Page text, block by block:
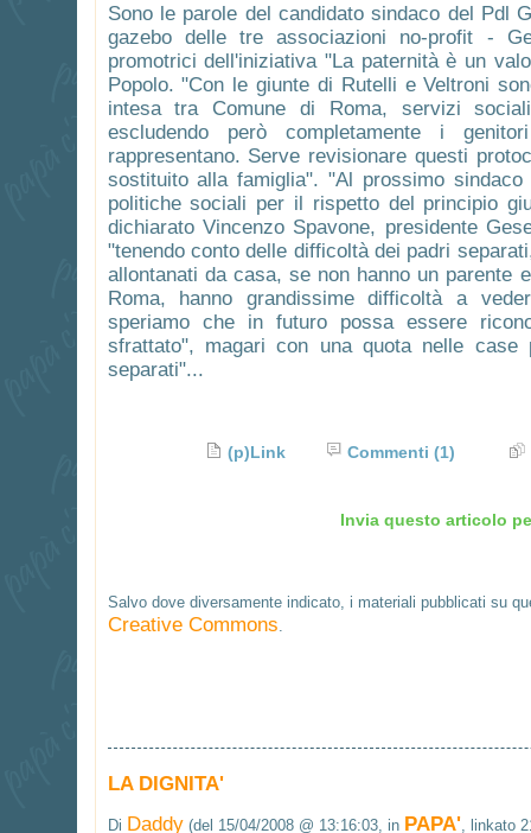
Sono le parole del candidato sindaco del Pdl
gazebo delle tre associazioni no-profit -
promotrici dell'iniziativa "La paternità è un
Popolo. "Con le giunte di Rutelli e Veltroni
intesa tra Comune di Roma, servizi
escludendo però completamente i
rappresentano. Serve revisionare questi
sostituito alla famiglia". "Al prossimo
politiche sociali per il rispetto del principio
dichiarato Vincenzo Spavone, presidente
"tenendo conto delle difficoltà dei padri
allontanati da casa, se non hanno un parente
Roma, hanno grandissime difficoltà a
speriamo che in futuro possa essere
sfrattato", magari con una quota nelle
separati"...
(p)Link Commenti (1)
Invia questo articolo
Salvo dove diversamente indicato, i materiali pubblicati su
Creative Commons
LA DIGNITA'
Di Daddy(del 15/04/2008 @ 13:16:03, in PAPA' , linkato